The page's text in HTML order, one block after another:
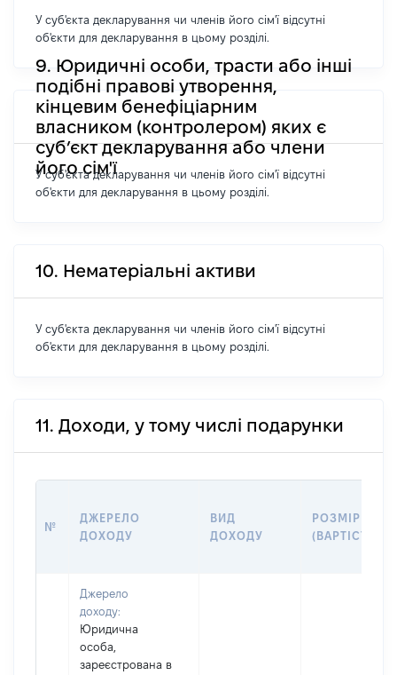
У суб'єкта декларування чи членів його сім'ї відсутні
об'єкти для декларування в цьому розділі.
9. Юридичні особи, трасти або інші
подібні правові утворення,
кінцевим бенефіціарним
власником (контролером) яких є
суб’єкт декларування або члени
його сім'ї
У суб'єкта декларування чи членів його сім'ї відсутні
об'єкти для декларування в цьому розділі.
10. Нематеріальні активи
У суб'єкта декларування чи членів його сім'ї відсутні
об'єкти для декларування в цьому розділі.
11. Доходи, у тому числі подарунки
№
ДЖЕРЕЛО
ДОХОДУ
ВИД
ДОХОДУ
РОЗМІР
(ВАРТІСТЬ)
Джерело
доходу:
Юридична
особа,
зареєстрована в